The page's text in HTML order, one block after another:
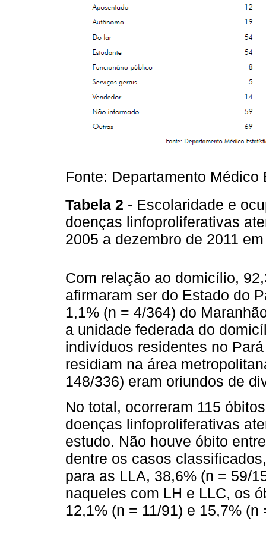
Fonte: Departamento
Tabela 2 - Escolaridade e
doenças linfoproliferativas
2005 a dezembro de 2011
Com relação ao domicílio,
afirmaram ser do Estado do
1,1% (n = 4/364) do
a unidade federada do
indivíduos residentes no
residiam na área
148/336) eram oriundos de
No total, ocorreram 115
doenças linfoproliferativas
estudo. Não houve óbito
dentre os casos
para as LLA, 38,6% (n = 59/
naqueles com LH e LLC, os
12,1% (n = 11/91) e 15,7%